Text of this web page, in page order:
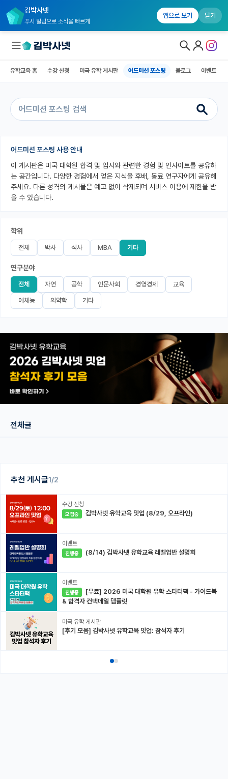
김박사넷
푸시 알림으로 소식을 빠르게
앱으로 보기 닫기
국내대학원 정보
커뮤니티
커리어
유학교육
미국 유학 게시판
어드미션 포스팅
블로그
이벤트
이벤트
반도체 아카데미
재팬라운지 🌸
유학교육 홈 수강 신청 미국 유학 게시판 어드미션 포스팅 블로그 이벤트
유학교육 홈 어드미션 포스팅 블로그
추천 게시글1/2
수강 신청
모집중 김박사넷 유학교육 밋업 (8/29, 오프라인)
이벤트
진행중 (8/14) 김박사넷 유학교육 레벨업반 설명회
이벤트
진행중
& 합격자 컨택메일 템플릿
미국 유학 게시판
[후기 모음] 김박사넷 유학교육 밋업: 참석자 후기
어드미션 포스팅 사용 안내
이 게시판은 미국 대학원 합격 및 입시와 관련한 경험 및 인사이트를 공유하
는 공간입니다. 다양한 경험에서 얻은 지식을 후배, 동료 연구자에게 공유해
주세요. 다른 성격의 게시물은 예고 없이 삭제되며 서비스 이용에 제한을 받
을 수 있습니다.
학위
전체 박사 석사 MBA 기타
연구분야
전체 자연 공학 인문사회 경영경제 교육
예체능 의약학 기타
전체글